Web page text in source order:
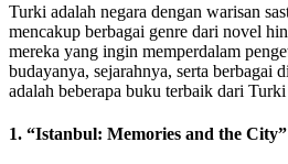
Turki adalah negara dengan warisan
mencakup berbagai genre dari novel
mereka yang ingin memperdalam
budayanya, sejarahnya, serta berbagai
adalah beberapa buku terbaik dari
1. “Istanbul: Memories and the